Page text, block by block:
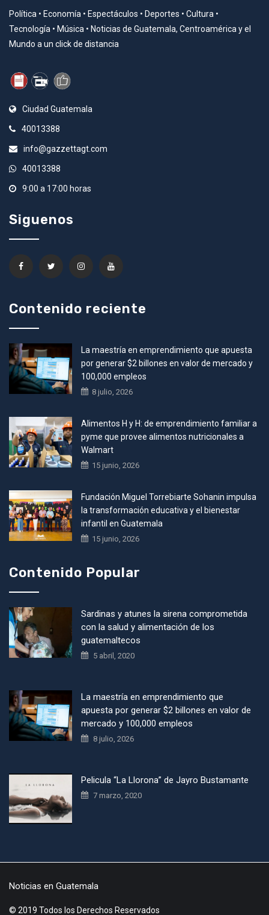
Política • Economía • Espectáculos • Deportes • Cultura •
Tecnología • Música • Noticias de Guatemala, Centroamérica y el
Mundo a un click de distancia
Ciudad Guatemala
40013388
info@gazzettagt.com
40013388
9:00 a 17:00 horas
Siguenos
Contenido reciente
La maestría en emprendimiento que apuesta
por generar $2 billones en valor de mercado y
100,000 empleos
8 julio, 2026
Alimentos H y H: de emprendimiento familiar a
pyme que provee alimentos nutricionales a
Walmart
15 junio, 2026
Fundación Miguel Torrebiarte Sohanin impulsa
la transformación educativa y el bienestar
infantil en Guatemala
15 junio, 2026
Contenido Popular
Sardinas y atunes la sirena comprometida
con la salud y alimentación de los
guatemaltecos
5 abril, 2020
La maestría en emprendimiento que
apuesta por generar $2 billones en valor de
mercado y 100,000 empleos
8 julio, 2026
Pelicula “La Llorona” de Jayro Bustamante
7 marzo, 2020
Noticias en Guatemala
© 2019 Todos los Derechos Reservados